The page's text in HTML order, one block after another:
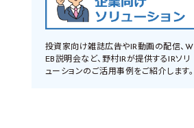
投資家向け雑誌広告やIR動画の配信、W
EB説明会など、野村IRが提供するIRソリ
ューションのご活用事例をご紹介します。